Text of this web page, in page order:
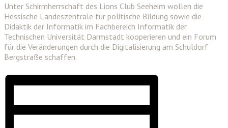
Unter Schirmherrschaft des Lions Club Seeheim wollen die
Hessische Landeszentrale für politische Bildung sowie die
Didaktik der Informatik im Fachbereich Informatik der
Technischen Universität Darmstadt kooperieren und ein Forum
für die Veränderungen durch die Digitalisierung am Schuldorf
Bergstraße schaffen.